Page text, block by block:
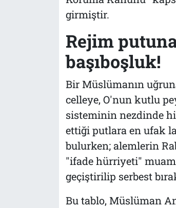
girmiştir.
Rejim
başıboşluk!
Bir Müslümanın
celleye, O'nun kutlu
sisteminin nezdinde
ettiği putlara en ufak
bulurken; alemlerin
"ifade hürriyeti"
geçiştirilip serbest
Bu tablo, Müslüman